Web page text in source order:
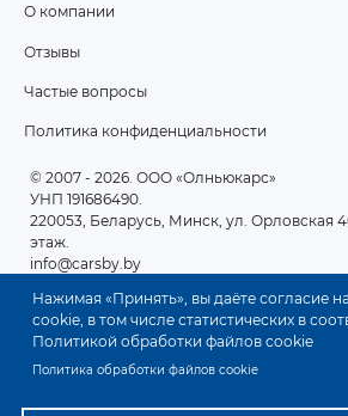
Нажимая «Принять», вы даёте согласие
cookie, в том числе статистических в
Политикой обработки файлов cookie
Политика обработки файлов cookie
О компании
Отзывы
Частые вопросы
Политика конфиденциальности
© 2007 - 2026 . ООО «Олньюкарс»
УНП 191686490.
220053, Беларусь, Минск, ул. Орловская
этаж.
info@carsby.by